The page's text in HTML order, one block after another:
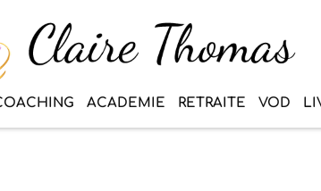
ACADEMIE RETRAITE VOD